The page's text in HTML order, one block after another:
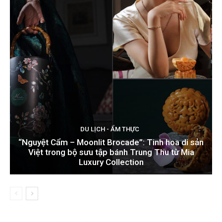
DU LỊCH - ẨM THỰC
“Nguyệt Cẩm – Moonlit Brocade”: Tinh hoa di sản
Việt trong bộ sưu tập bánh Trung Thu từ Mia
Luxury Collection